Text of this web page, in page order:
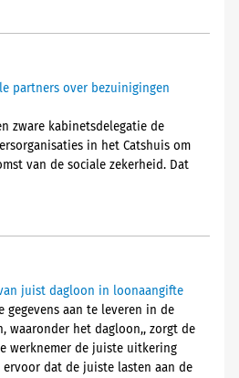
partners over bezuinigingen
zware kabinetsdelegatie de
in het Catshuis om
van de sociale zekerheid. Dat
juist dagloon in loonaangifte
gegevens aan te leveren in de
waaronder het dagloon,, zorgt de
werknemer de juiste uitkering
dat de juiste lasten aan de